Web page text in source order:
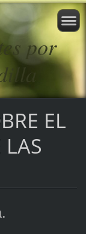
por
EL